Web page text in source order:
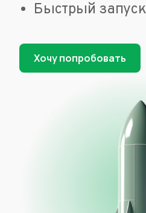
Быстрый
Хочу попробовать